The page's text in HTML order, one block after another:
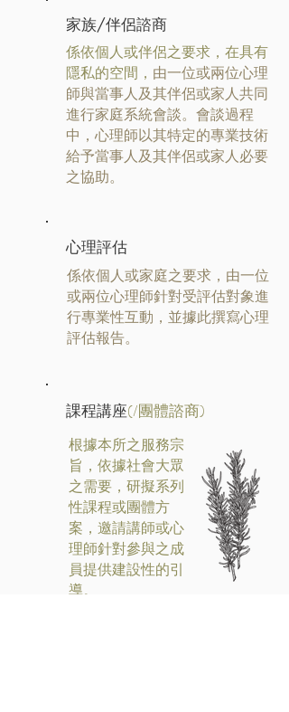
​家族/伴侶諮商
係依個人或伴侶之要求，在具有
隱私的空間， 由一位或兩位心理
師與當事人及其伴侶或家人共同
進行家庭系統會談。會談過程
中，心理師以其特定的專業技術
給予當事人及其伴侶或家人必要
之協助。
心理評估
係依個人或家庭之要求，由一位
或兩位心理師針對受評估對象進
行專業性互動，並據此撰寫心理
評估報告。
課程講座(/團體諮商)
根據本所之服務宗
旨，依據社會大眾
之需要，研擬系列
性課程或團體方
案，邀請講師或心
理師針對參與之成
員提供建設性的引
導。